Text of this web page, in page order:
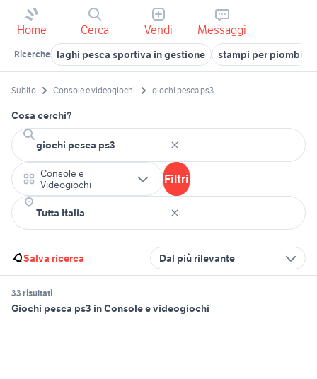
Home Cerca Vendi Messaggi
Ricerche laghi pesca sportiva in gestione stampi per piombi
Subito Console e videogiochi giochi pesca ps3
Cosa cerchi?
Console e
Videogiochi
Filtri
Salva ricerca Dal più rilevante
33 risultati
Giochi pesca ps3 in Console e videogiochi